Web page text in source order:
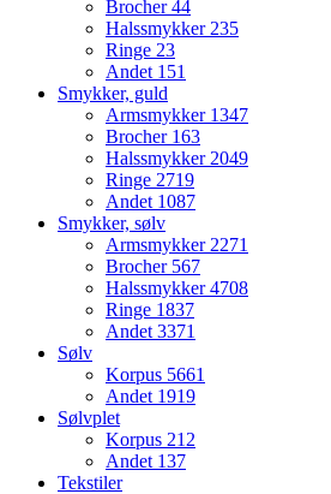
Brocher44
Halssmykker235
Ringe 23
Andet 151
Smykker, guld
Armsmykker 1347
Brocher 163
Halssmykker2049
Ringe 2719
Andet 1087
Smykker, sølv
Armsmykker2271
Brocher 567
Halssmykker4708
Ringe 1837
Andet3371
Sølv
Korpus 5661
Andet 1919
Sølvplet
Korpus 212
Andet 137
Tekstiler